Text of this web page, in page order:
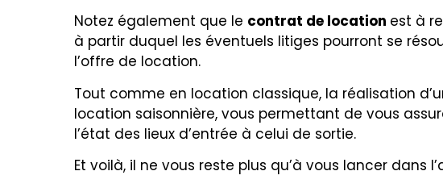
Notez également que le contrat de location est à
à partir duquel les éventuels litiges pourront se
l’offre de location.
Tout comme en location classique, la réalisation
location saisonnière, vous permettant de vous
l’état des lieux d’entrée à celui de sortie.
Et voilà, il ne vous reste plus qu’à vous lancer dans